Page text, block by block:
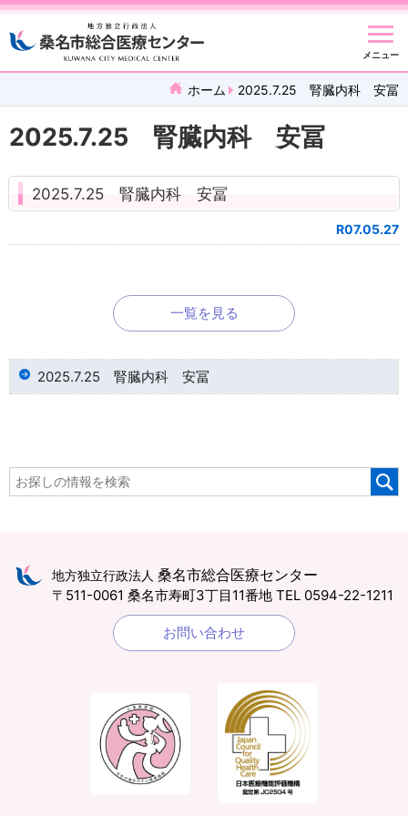
メニュー
ホーム 2025.7.25 腎臓内科 安冨
2025.7.25 腎臓内科 安冨
2025.7.25 腎臓内科 安冨
R07.05.27
一覧を見る
2025.7.25 腎臓内科 安冨
地方独立行政法人 桑名市総合医療センター
〒511-0061 桑名市寿町3丁目11番地 TEL 0594-22-1211
お問い合わせ